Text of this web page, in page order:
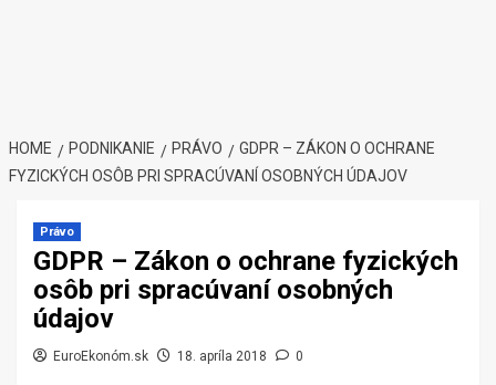
HOME PODNIKANIE PRÁVO
GDPR – ZÁKON O OCHRANE
FYZICKÝCH OSÔB PRI SPRACÚVANÍ OSOBNÝCH ÚDAJOV
Právo
GDPR – Zákon o ochrane fyzických
osôb pri spracúvaní osobných
údajov
EuroEkonóm.sk 18. apríla 2018 0